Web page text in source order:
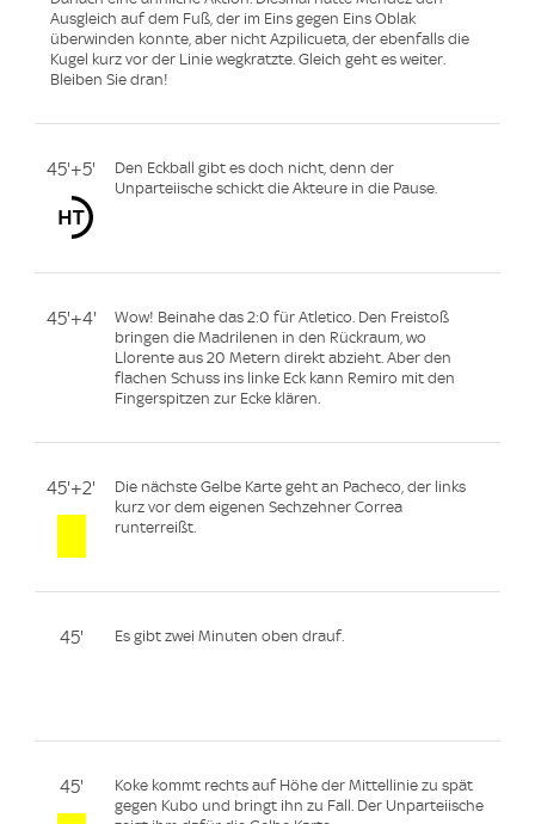
Ausgleich auf dem Fuß, der im Eins gegen Eins Oblak
überwinden konnte, aber nicht Azpilicueta, der ebenfalls die
Kugel kurz vor der Linie wegkratzte. Gleich geht es weiter.
Bleiben Sie dran!
45'+5'
Den Eckball gibt es doch nicht, denn der
Unparteiische schickt die Akteure in die Pause.
45'+4'
Wow! Beinahe das 2:0 für Atletico. Den Freistoß
bringen die Madrilenen in den Rückraum, wo
Llorente aus 20 Metern direkt abzieht. Aber den
flachen Schuss ins linke Eck kann Remiro mit den
Fingerspitzen zur Ecke klären.
45'+2'
Die nächste Gelbe Karte geht an Pacheco, der links
kurz vor dem eigenen Sechzehner Correa
runterreißt.
45' Es gibt zwei Minuten oben drauf.
45'
Koke kommt rechts auf Höhe der Mittellinie zu spät
gegen Kubo und bringt ihn zu Fall. Der Unparteiische